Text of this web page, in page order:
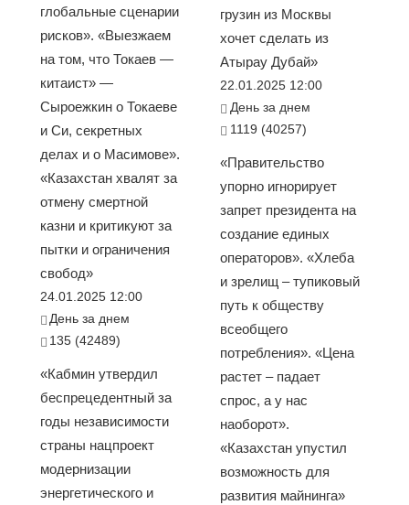
глобальные сценарии
рисков». «Выезжаем
на том, что Токаев —
китаист» —
Сыроежкин о Токаеве
и Си, секретных
делах и о Масимове».
«Казахстан хвалят за
отмену смертной
казни и критикуют за
пытки и ограничения
свобод»
24.01.2025 12:00
День за днем
135 (42489)
«Кабмин утвердил
беспрецедентный за
годы независимости
страны нацпроект
модернизации
энергетического и
грузин из Москвы
хочет сделать из
Атырау Дубай»
22.01.2025 12:00
День за днем
1119 (40257)
«Правительство
упорно игнорирует
запрет президента на
создание единых
операторов». «Хлеба
и зрелищ – тупиковый
путь к обществу
всеобщего
потребления». «Цена
растет – падает
спрос, а у нас
наоборот».
«Казахстан упустил
возможность для
развития майнинга»